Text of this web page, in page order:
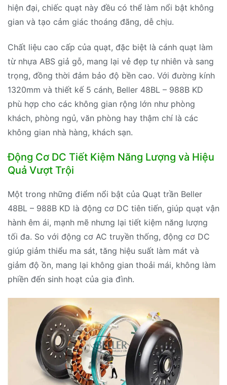
hiện đại, chiếc quạt này đều có thể làm nổi bật không
gian và tạo cảm giác thoáng đãng, dễ chịu.
Chất liệu cao cấp của quạt, đặc biệt là cánh quạt làm
từ nhựa ABS giả gỗ, mang lại vẻ đẹp tự nhiên và sang
trọng, đồng thời đảm bảo độ bền cao. Với đường kính
1320mm và thiết kế 5 cánh, Beller 48BL – 988B KD
phù hợp cho các không gian rộng lớn như phòng
khách, phòng ngủ, văn phòng hay thậm chí là các
không gian nhà hàng, khách sạn.
Động Cơ DC Tiết Kiệm Năng Lượng và Hiệu
Quả Vượt Trội
Một trong những điểm nổi bật của Quạt trần Beller
48BL – 988B KD là động cơ DC tiên tiến, giúp quạt vận
hành êm ái, mạnh mẽ nhưng lại tiết kiệm năng lượng
tối đa. So với động cơ AC truyền thống, động cơ DC
giúp giảm thiểu ma sát, tăng hiệu suất làm mát và
giảm độ ồn, mang lại không gian thoải mái, không làm
phiền đến sinh hoạt của gia đình.